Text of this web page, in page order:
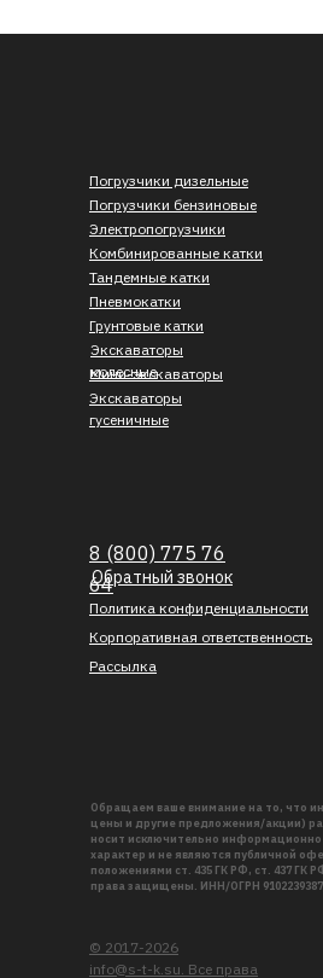
© 2017-2026
info@s-t-k.su. Все права
Обращаем ваше внимание на то, что
цены и другие предложения/акции)
носит исключительно
характер и не являются публичной
положениями ст. 435 ГК РФ, ст. 437 ГК
права защищены. ИНН/ОГРН 9102239387/
Погрузчики дизельные
Погрузчики бензиновые
Электропогрузчики
Экскаваторы
колесные
Обратный звонок
Экскаваторы
гусеничные
Мини-экскаваторы
Комбинированные катки
Грунтовые катки
Тандемные катки
Пневмокатки
Корпоративная ответственность
Рассылка
8 (800) 775 76
64
Политика конфиденциальности